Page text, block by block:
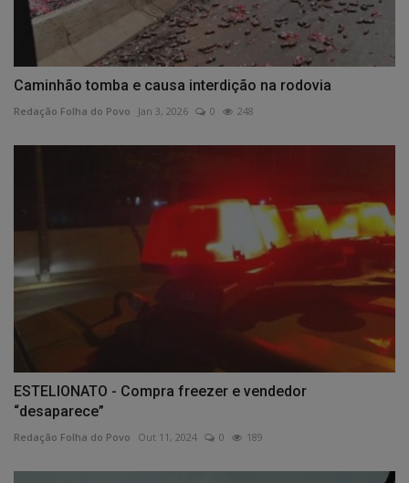
Caminhão tomba e causa interdição na rodovia
Redação Folha do Povo Jan 3, 2026 0 248
ESTELIONATO - Compra freezer e vendedor
“desaparece”
Redação Folha do Povo Out 11, 2024 0 189